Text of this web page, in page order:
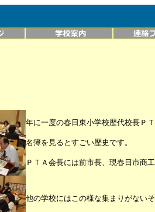
年に一度の春日東小学校歴代校長Ｐ
名簿を見るとすごい歴史です。
ＰＴＡ会長には前市長、現春日市商
他の学校にはこの様な集まりがない